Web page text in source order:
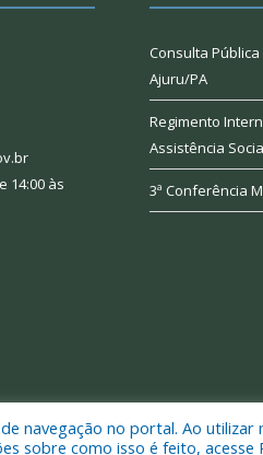
14:00 às
Consulta Pública
Ajuru/PA
Regimento
Assistência
3ª Conferência
Municipal de Limoeiro do Ajuru.
navegação no portal. Ao
sobre como isso é feito, acesse